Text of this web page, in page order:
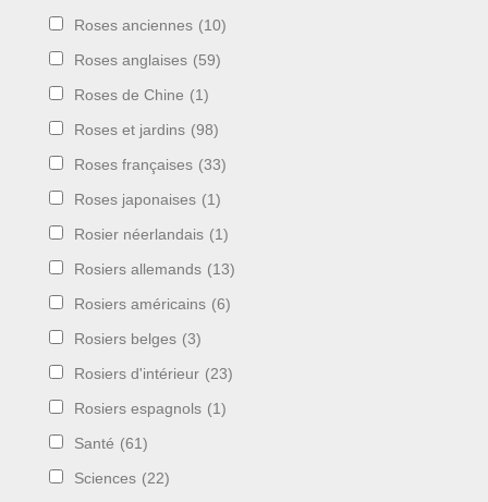
Roses anciennes (10)
Roses anglaises (59)
Roses de Chine (1)
Roses et jardins (98)
Roses françaises (33)
Roses japonaises (1)
Rosier néerlandais (1)
Rosiers allemands (13)
Rosiers américains (6)
Rosiers belges (3)
Rosiers d'intérieur (23)
Rosiers espagnols (1)
Santé (61)
Sciences (22)